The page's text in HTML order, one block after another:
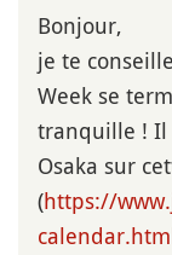
Bonjour,
je te
Week se
tranquille ! Il
Osaka sur
(https://